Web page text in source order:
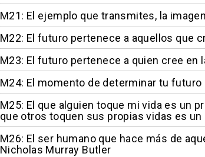
M21: El ejemplo que transmites, la
M22: El futuro pertenece a aquellos que
M23: El futuro pertenece a quien cree en
M24: El momento de determinar tu futuro
M25: El que alguien toque mi vida es un
que otros toquen sus propias vidas es
M26: El ser humano que hace más de
Nicholas Murray Butler